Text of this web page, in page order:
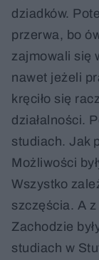
dziadków.
przerwa, bo
zajmowali się
nawet jeżeli
kręciło się
działalności.
studiach. Jak
Możliwości
Wszystko
szczęścia. A
Zachodzie
studiach w